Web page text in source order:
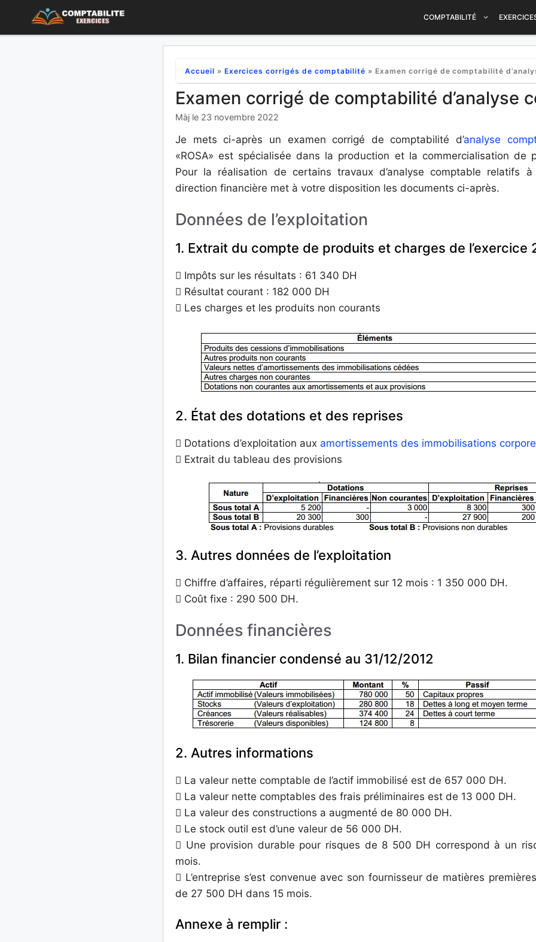
contenu
COMPTABILITÉ
Accueil » Exercices corrigés de comptabilité » Examen corrigé de comptabilité d’analyse
Examen corrigé de comptabilité d’analyse
Màj le 23 novembre 2022
Je mets ci-après un examen corrigé de comptabilité d’analyse
«ROSA» est spécialisée dans la production et la commercialisation de
Pour la réalisation de certains travaux d’analyse comptable relatifs à
direction financière met à votre disposition les documents ci-après.
Données de l’exploitation
1. Extrait du compte de produits et charges de l’exercice
 Impôts sur les résultats : 61 340 DH
 Résultat courant : 182 000 DH
 Les charges et les produits non courants
2. État des dotations et des reprises
 Dotations d’exploitation aux amortissements des immobilisations
 Extrait du tableau des provisions
3. Autres données de l’exploitation
 Chiffre d’affaires, réparti régulièrement sur 12 mois : 1 350 000 DH.
 Coût fixe : 290 500 DH.
Données financières
1. Bilan financier condensé au 31/12/2012
2. Autres informations
 La valeur nette comptable de l’actif immobilisé est de 657 000 DH.
 La valeur nette comptables des frais préliminaires est de 13 000 DH.
 La valeur des constructions a augmenté de 80 000 DH.
 Le stock outil est d’une valeur de 56 000 DH.
 Une provision durable pour risques de 8 500 DH correspond à un
mois.
 L’entreprise s’est convenue avec son fournisseur de matières
de 27 500 DH dans 15 mois.
Annexe à remplir :